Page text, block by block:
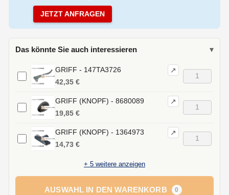
JETZT ANFRAGEN
Das könnte Sie auch interessieren ▾
GRIFF - 147TA3726 ↗
42,35 €
GRIFF (KNOPF) - 8680089 ↗
19,85 €
GRIFF (KNOPF) - 1364973 ↗
14,73 €
+ 5 weitere anzeigen
AUSWAHL IN DEN WARENKORB 0